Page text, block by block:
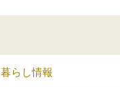
暮らし情報